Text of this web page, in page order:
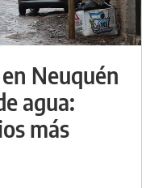
Neuquén
agua:
más